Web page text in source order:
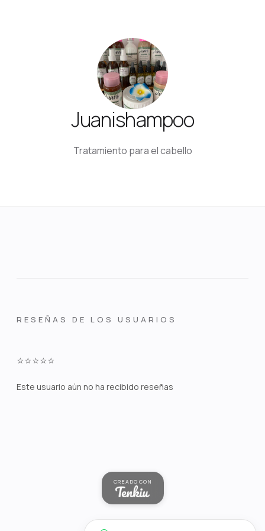
Juanishampoo
Tratamiento para el cabello
RESEÑAS DE LOS USUARIOS
⭐⭐⭐⭐⭐
Este usuario aún no ha recibido reseñas
CREADO CON